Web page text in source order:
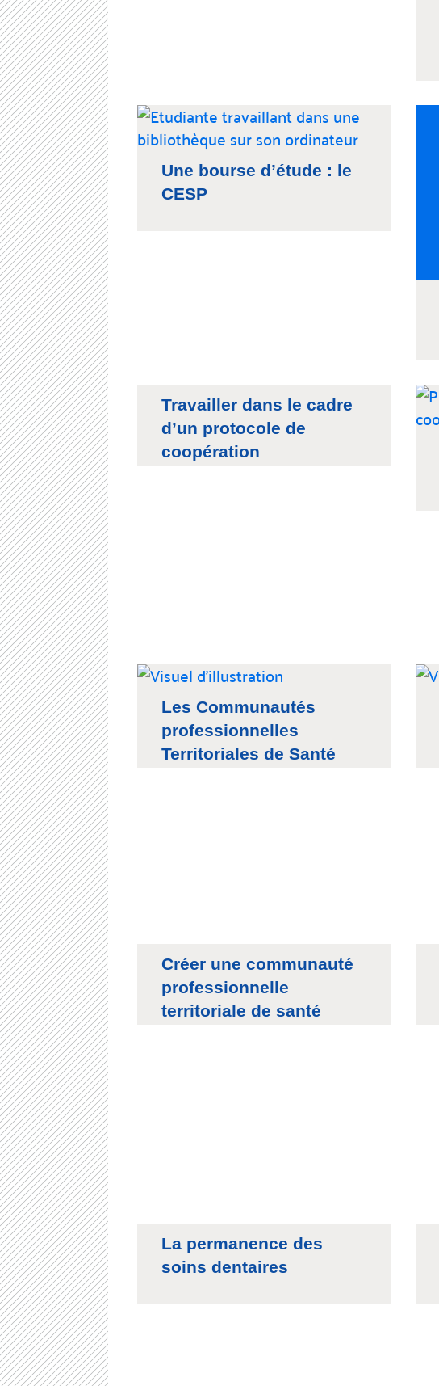
Une bourse d’étude : le
CESP
Travailler dans le cadre
d’un protocole de
coopération
Les Communautés
professionnelles
Territoriales de Santé
Créer une communauté
professionnelle
territoriale de santé
La permanence des
soins dentaires